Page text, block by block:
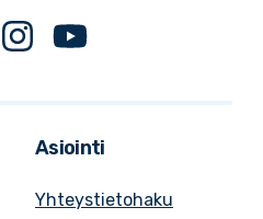
FacebookInstagram
Asiointi
Yhteystietohaku